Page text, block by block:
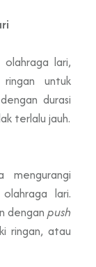
olahraga lari,
untuk
durasi
terlalu jauh.
mengurangi
lari.
dengan push
ringan, atau